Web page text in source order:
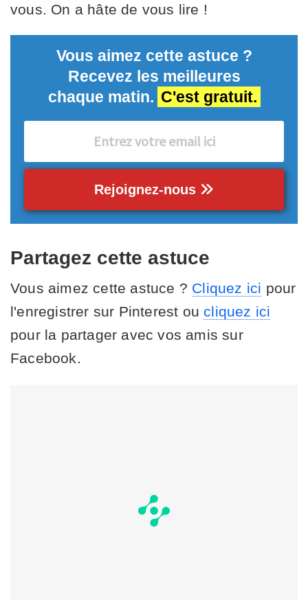
vous. On a hâte de vous lire !
Vous aimez cette astuce ?
Recevez les meilleures
chaque matin. C'est gratuit.
Rejoignez-nous
Partagez cette astuce
Vous aimez cette astuce ? Cliquez ici pour
l'enregistrer sur Pinterest ou cliquez ici
pour la partager avec vos amis sur
Facebook.